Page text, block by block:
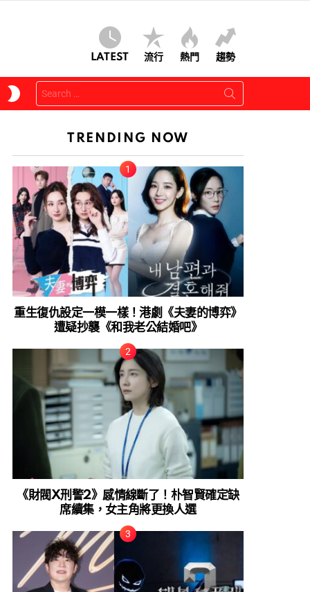
LATEST 流行 熱門 趨勢
SKIN
Search
for:
TRENDING NOW
重生復仇設定一模一樣！港劇《夫妻的博弈》
遭疑抄襲《和我老公結婚吧》
《財閥X刑警2》感情線斷了！朴智賢確定缺
席續集，女主角將更換人選